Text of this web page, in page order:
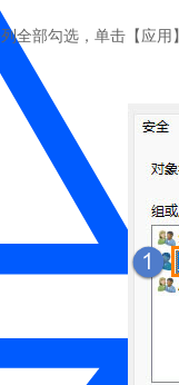
全部勾选，单击【应用